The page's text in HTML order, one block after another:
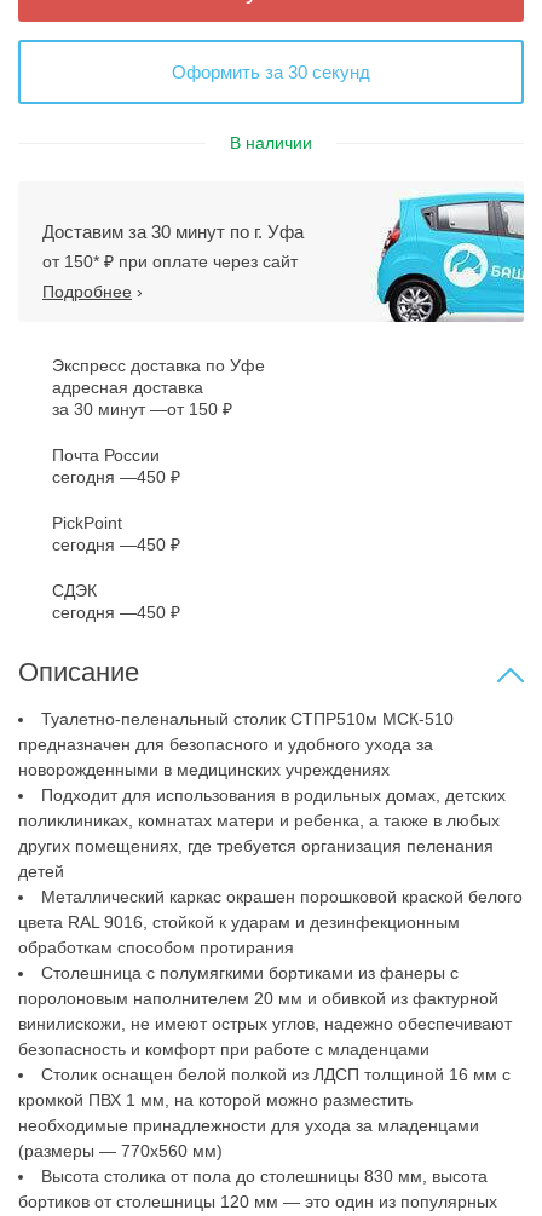
Оформить за 30 секунд
В наличии
Доставим за 30 минут по г. Уфа
от 150* ₽ при оплате через сайт
Подробнее ›
Экспресс доставка по Уфе
адресная доставка
за 30 минут
от 150 ₽
Почта России
сегодня
450 ₽
PickPoint
сегодня
450 ₽
СДЭК
сегодня
450 ₽
Описание
Туалетно-пеленальный столик СТПР510м МСК-510
предназначен для безопасного и удобного ухода за
новорожденными в медицинских учреждениях
Подходит для использования в родильных домах, детских
поликлиниках, комнатах матери и ребенка, а также в любых
других помещениях, где требуется организация пеленания
детей
Металлический каркас окрашен порошковой краской белого
цвета RAL 9016, стойкой к ударам и дезинфекционным
обработкам способом протирания
Столешница с полумягкими бортиками из фанеры с
поролоновым наполнителем 20 мм и обивкой из фактурной
винилискожи, не имеют острых углов, надежно обеспечивают
безопасность и комфорт при работе с младенцами
Столик оснащен белой полкой из ЛДСП толщиной 16 мм с
кромкой ПВХ 1 мм, на которой можно разместить
необходимые принадлежности для ухода за младенцами
(размеры — 770x560 мм)
Высота столика от пола до столешницы 830 мм, высота
бортиков от столешницы 120 мм — это один из популярных